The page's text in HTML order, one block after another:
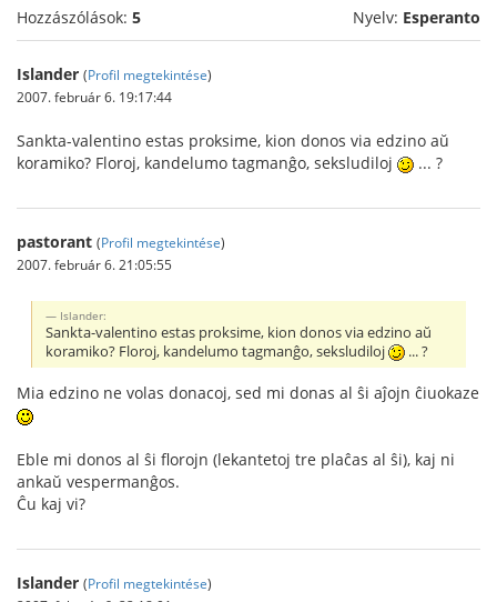
Hozzászólások: 5 Nyelv: Esperanto
Islander (Profil megtekintése)
2007. február 6. 19:17:44
Sankta-valentino estas proksime, kion donos via edzino aŭ
koramiko? Floroj, kandelumo tagmanĝo, seksludiloj
... ?
pastorant (Profil megtekintése)
2007. február 6. 21:05:55
Islander:
Sankta-valentino estas proksime, kion donos via edzino aŭ
koramiko? Floroj, kandelumo tagmanĝo, seksludiloj
... ?
Mia edzino ne volas donacoj, sed mi donas al ŝi aĵojn ĉiuokaze
Eble mi donos al ŝi florojn (lekantetoj tre plaĉas al ŝi), kaj ni
ankaŭ vespermanĝos.
Ĉu kaj vi?
Islander (Profil megtekintése)